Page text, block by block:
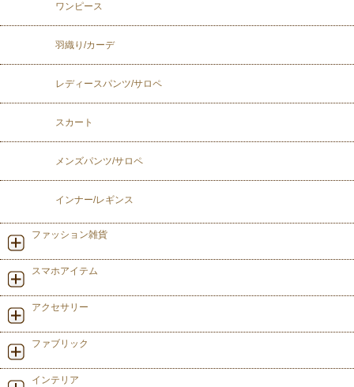
ワンピース
羽織り/カーデ
レディースパンツ/サロペ
スカート
メンズパンツ/サロペ
インナー/レギンス
ファッション雑貨
スマホアイテム
アクセサリー
ファブリック
インテリア